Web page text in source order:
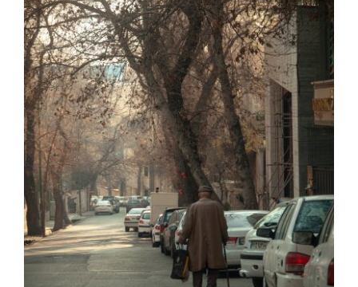
Czym jest samotność
Czytelnia